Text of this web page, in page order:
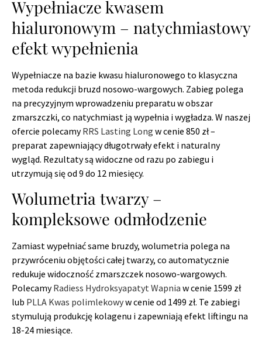
Wypełniacze kwasem
hialuronowym – natychmiastowy
efekt wypełnienia
Wypełniacze na bazie kwasu hialuronowego to klasyczna
metoda redukcji bruzd nosowo-wargowych. Zabieg polega
na precyzyjnym wprowadzeniu preparatu w obszar
zmarszczki, co natychmiast ją wypełnia i wygładza. W naszej
ofercie polecamyRRS Lasting Long w cenie 850 zł –
preparat zapewniający długotrwały efekt i naturalny
wygląd. Rezultaty są widoczne od razu po zabiegu i
utrzymują się od 9 do 12 miesięcy.
Wolumetria twarzy –
kompleksowe odmłodzenie
Zamiast wypełniać same bruzdy, wolumetria polega na
przywróceniu objętości całej twarzy, co automatycznie
redukuje widoczność zmarszczek nosowo-wargowych.
PolecamyRadiess Hydroksyapatyt Wapnia w cenie 1599 zł
lub PLLA Kwas polimlekowyw cenie od 1499 zł. Te zabiegi
stymulują produkcję kolagenu i zapewniają efekt liftingu na
18-24 miesiące.